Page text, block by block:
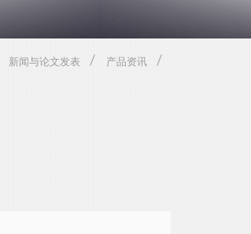
新闻与论文发表 产品资讯